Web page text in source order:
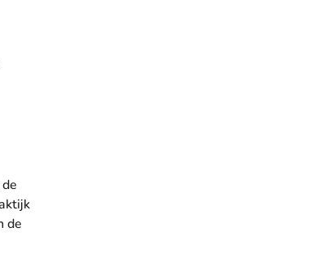
de